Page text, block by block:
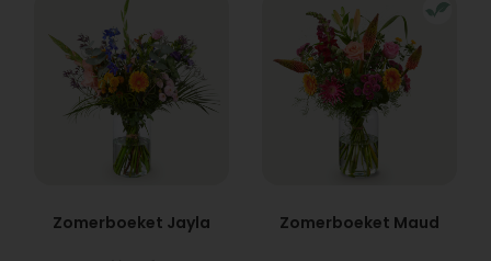
Zomerboeket Jayla Zomerboeket Maud